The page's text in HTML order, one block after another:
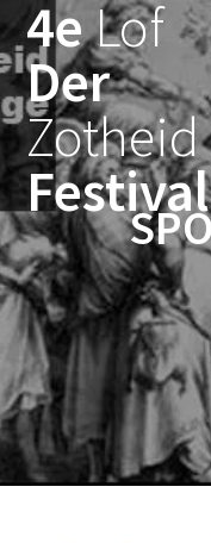
4eLof
Der
Zotheid
Festival